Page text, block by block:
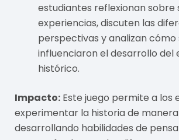
estudiantes reflexionan sobre
experiencias, discuten las
perspectivas y analizan cómo
influenciaron el desarrollo del
histórico.
Impacto: Este juego permite a los
experimentar la historia de
desarrollando habilidades de